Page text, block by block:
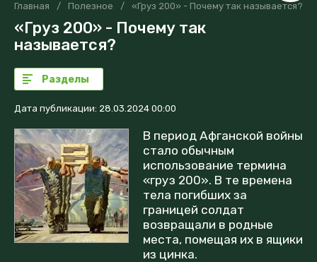
Главная / Полезное / «Груз 200» - Почему так называется?
«Груз 200» - Почему так
называется?
Разделы
Дата публикации: 28.03.2024 00:00
В период Афганской войны
стало обычным
использование термина
«груз 200». В те времена
тела погибших за
границей солдат
возвращали в родные
места, помещая их в ящики
из цинка.